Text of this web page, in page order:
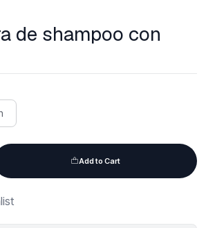
de shampoo con
Add to Cart